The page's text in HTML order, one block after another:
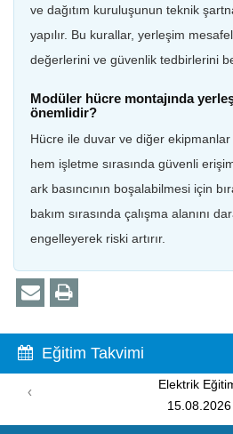
ve dağıtım kuruluşunun teknik
yapılır. Bu kurallar, yerleşim
değerlerini ve güvenlik tedbirlerini
Modüler hücre montajında
önemlidir?
Hücre ile duvar ve diğer ekipmanlar
hem işletme sırasında güvenli
ark basıncının boşalabilmesi için
bakım sırasında çalışma alanını
engelleyerek riski artırır.
Eğitim Takvimi
‹